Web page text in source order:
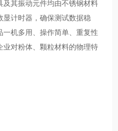
及其振动元件均由不锈钢材料
计时器，确保测试数据稳
一机多用、操作简单、重复性
业对粉体、颗粒材料的物理特